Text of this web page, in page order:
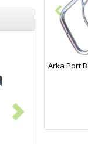
Arka Port